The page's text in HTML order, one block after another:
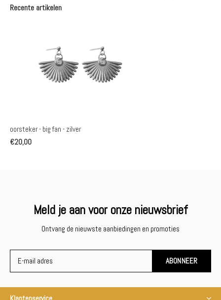
Recente artikelen
oorsteker - big fan - zilver
€20,00
Meld je aan voor onze nieuwsbrief
Ontvang de nieuwste aanbiedingen en promoties
ABONNEER